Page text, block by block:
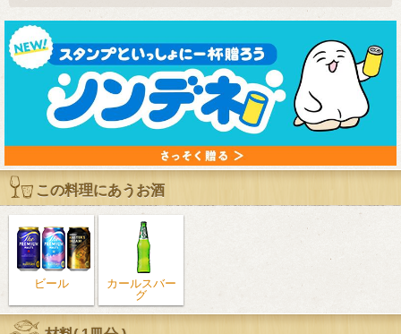
この料理にあうお酒
ビール
カールスバー
グ